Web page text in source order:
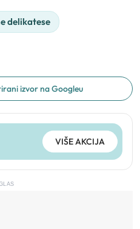
delikatese
izvor na Googleu
VIŠE AKCIJA